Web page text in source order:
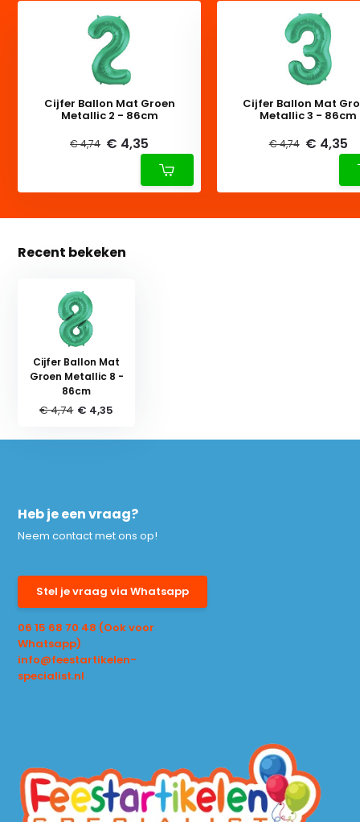
Cijfer Ballon Mat Groen
Metallic 2 - 86cm
€ 4,74 € 4,35
Cijfer Ballon Mat
Metallic 3 - 86cm
€ 4,74 € 4,35
Recent bekeken
Cijfer Ballon Mat
Groen Metallic 8 -
86cm
€ 4,74 € 4,35
Heb je een vraag?
Neem contact met ons op!
Stel je vraag via Whatsapp
06 15 68 70 48 (Ook voor
Whatsapp)
info@feestartikelen-
specialist.nl